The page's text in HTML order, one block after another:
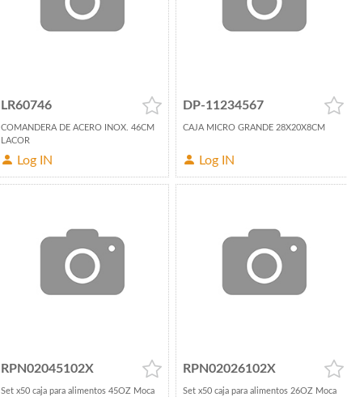
LR60746
COMANDERA DE ACERO INOX. 46CM
LACOR
Log IN
DP-11234567
CAJA MICRO GRANDE 28X20X8CM
Log IN
RPN02045102X
Set x50 caja para alimentos 45OZ Moca
RPN02026102X
Set x50 caja para alimentos 26OZ Moca